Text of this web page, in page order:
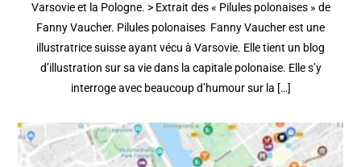
Varsovie et la Pologne. > Extrait des « Pilules polonaises » de
Fanny Vaucher. Pilules polonaises Fanny Vaucher est une
illustratrice suisse ayant vécu à Varsovie. Elle tient un blog
d’illustration sur sa vie dans la capitale polonaise. Elle s’y
interroge avec beaucoup d’humour sur la […]